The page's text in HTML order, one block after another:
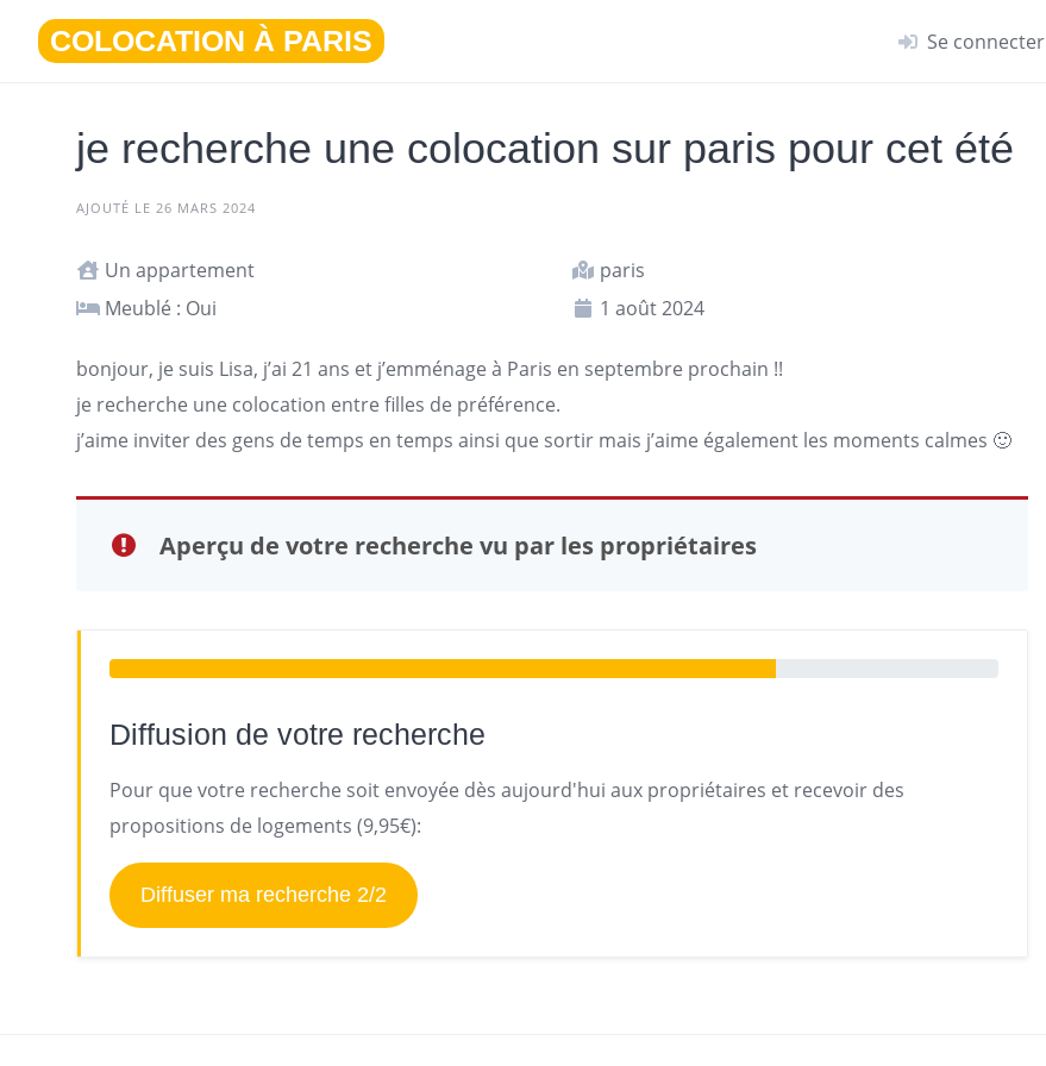
contenu
COLOCATION À PARIS Se connecter
je recherche une colocation sur paris pour cet été
AJOUTÉ LE 26 MARS 2024
Un appartement
paris
Meublé : Oui
1 août 2024
bonjour, je suis Lisa, j’ai 21 ans et j’emménage à Paris en septembre prochain !!
je recherche une colocation entre filles de préférence.
j’aime inviter des gens de temps en temps ainsi que sortir mais j’aime également les moments calmes 🙂
Aperçu de votre recherche vu par les propriétaires
Diffusion de votre recherche
Pour que votre recherche soit envoyée dès aujourd'hui aux propriétaires et recevoir des
propositions de logements (9,95€):
Diffuser ma recherche 2/2